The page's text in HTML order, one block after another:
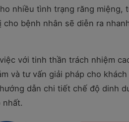
nhiều tình trạng răng miệng,
bệnh nhân sẽ diễn ra
với tinh thần trách nhiệm
và tư vấn giải pháp cho
dẫn chi tiết chế độ dinh
nhất.